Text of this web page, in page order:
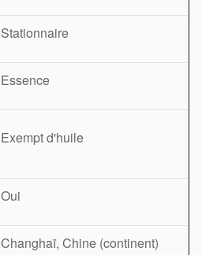
Stationnaire
Essence
Exempt d'huile
Oui
Changhaï, Chine (continent)